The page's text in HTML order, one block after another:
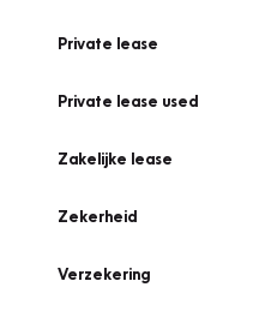
Private lease
Private lease used
Zakelijke lease
Zekerheid
Verzekering